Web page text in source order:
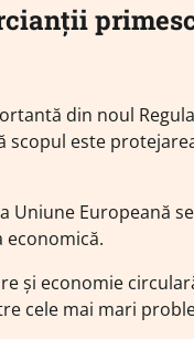
din noul
scopul este
Europeană
și economie
cele mai mari